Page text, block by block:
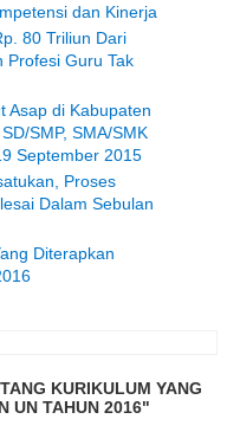
dan Kinerja
80 Triliun Dari
Profesi Guru Tak
Asap di Kabupaten
SMP, SMA/SMK
September 2015
Proses
Dalam Sebulan
Diterapkan
KURIKULUM YANG
UN TAHUN 2016"